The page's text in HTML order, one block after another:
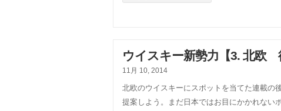
ウイスキー新勢力【3. 北欧
11月 10, 2014
北欧のウイスキーにスポットを当てた連載の
提案しよう。まだ日本ではお目にかかれない